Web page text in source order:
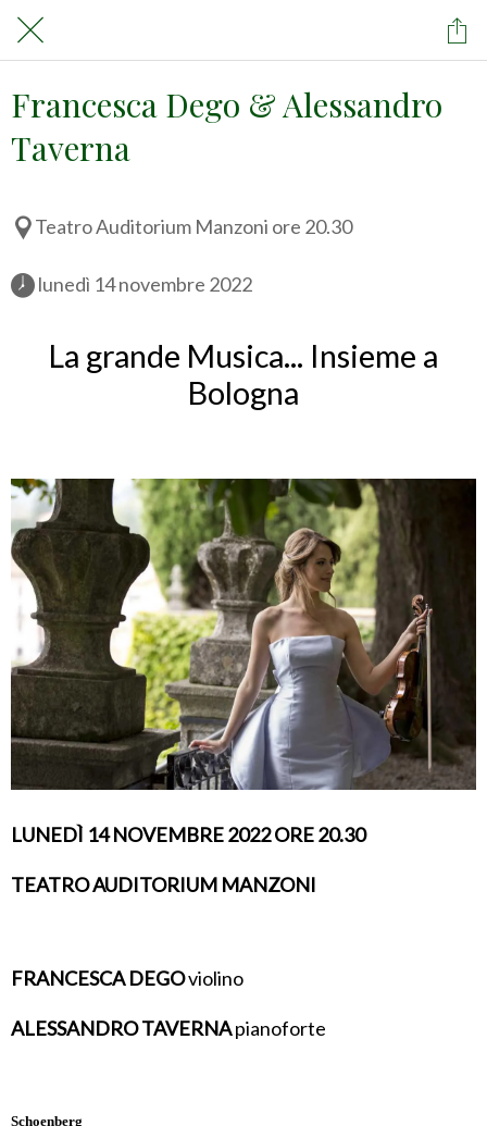
Francesca Dego & Alessandro
Taverna
Teatro Auditorium Manzoni ore 20.30
lunedì 14 novembre 2022
La grande Musica... Insieme a
Bologna
LUNEDÌ 14 NOVEMBRE 2022 ORE 20.30
TEATRO AUDITORIUM MANZONI
FRANCESCA DEGOviolino
ALESSANDRO TAVERNApianoforte
Schoenberg